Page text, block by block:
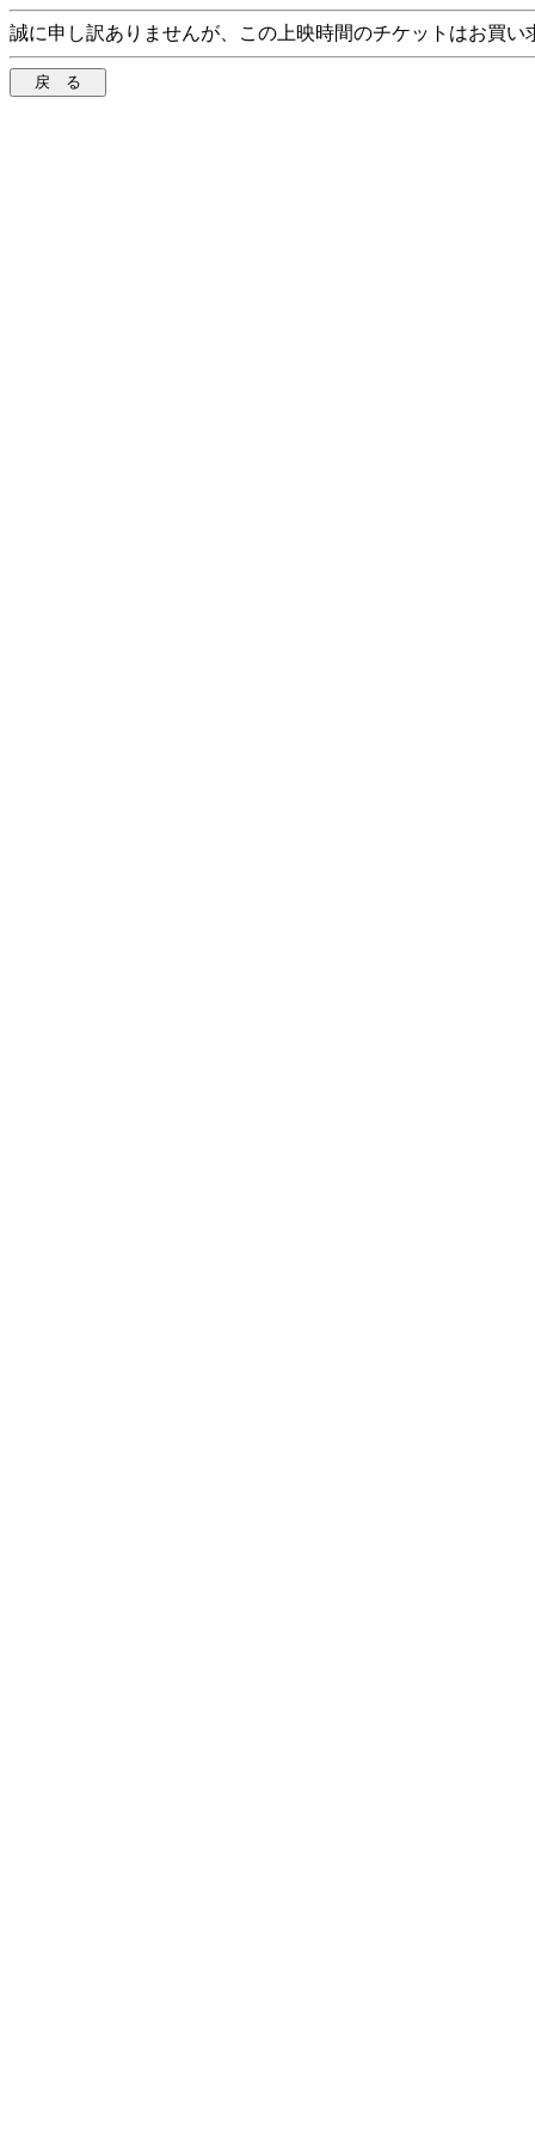
誠に申し訳ありませんが、この上映時間のチケットはお買い